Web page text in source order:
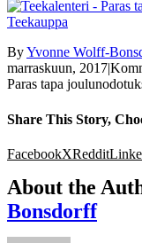
ByYvonne Wolff-
marraskuun, 2017|
Paras tapa
Share This Story,
FacebookXReddit
About the
Bonsdorff